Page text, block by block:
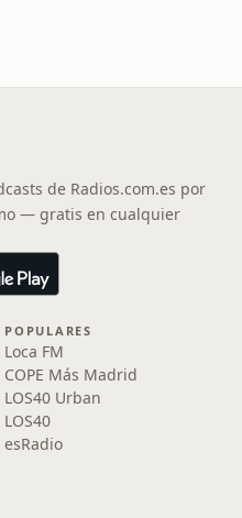
de Radios.com.es por
— gratis en cualquier
POPULARES
Loca FM
COPE Más Madrid
LOS40 Urban
LOS40
esRadio